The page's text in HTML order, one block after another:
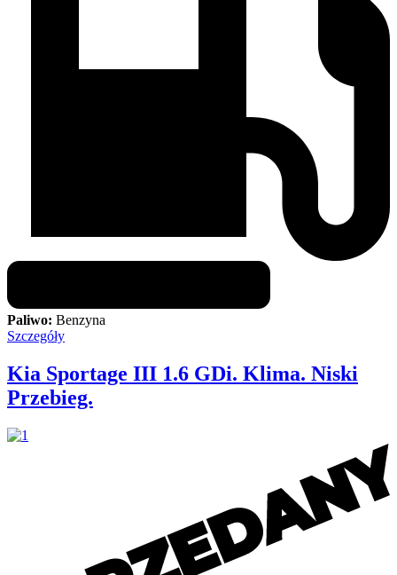
Paliwo: Benzyna
Szczegóły
Kia Sportage III 1.6 GDi. Klima. Niski
Przebieg.